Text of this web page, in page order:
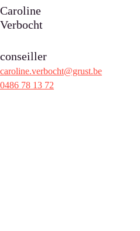
Caroline
Verbocht
conseiller
caroline.verbocht@grust.be
0486 78 13 72